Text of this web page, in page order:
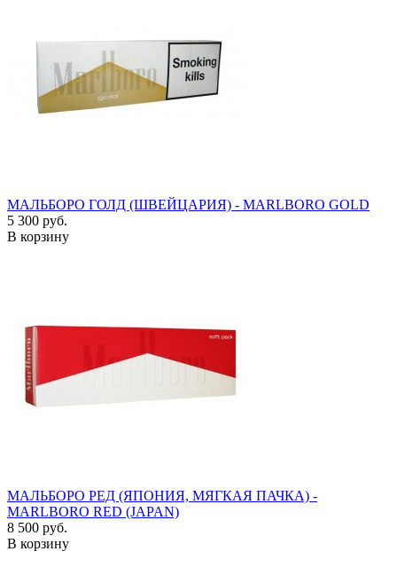
МАЛЬБОРО ГОЛД (ШВЕЙЦАРИЯ) - MARLBORO GOLD
5 300 руб.
В корзину
МАЛЬБОРО РЕД (ЯПОНИЯ, МЯГКАЯ ПАЧКА) -
MARLBORO RED (JAPAN)
8 500 руб.
В корзину